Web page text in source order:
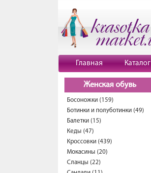
Главная Каталог
Женская обувь
Босоножки (159)
Ботинки и полуботинки (49)
Балетки (15)
Кеды (47)
Кроссовки (439)
Мокасины (20)
Сланцы (22)